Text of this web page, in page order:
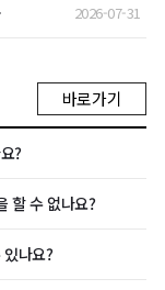
과 2026-07-31
바로가기
?
할 수 없나요?
나요?